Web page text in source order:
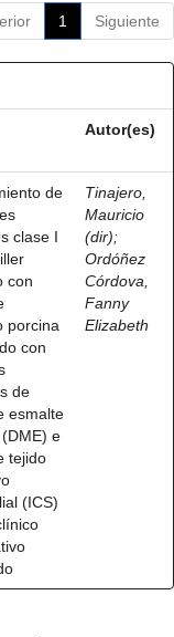
1 Siguiente
Autor(es)
de
clase I
con
porcina
con
de
esmalte
e
tejido
(ICS)
Tinajero,
Mauricio
(dir);
Ordóñez
Córdova,
Fanny
Elizabeth